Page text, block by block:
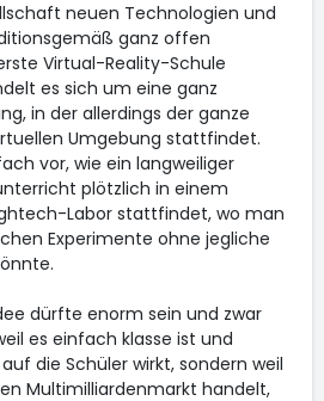
neuen Technologien und
ganz offen
Virtual-Reality-Schule
es sich um eine ganz
in der allerdings der ganze
Umgebung stattfindet.
vor, wie ein langweiliger
plötzlich in einem
Labor stattfindet, wo man
Experimente ohne jegliche
dürfte enorm sein und zwar
es einfach klasse ist und
die Schüler wirkt, sondern weil
Multimilliardenmarkt handelt,